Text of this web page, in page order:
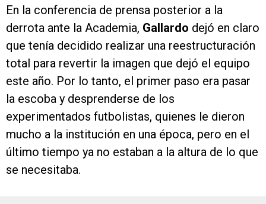
En la conferencia de prensa posterior a la
derrota ante la Academia, Gallardo dejó en claro
que tenía decidido realizar una reestructuración
total para revertir la imagen que dejó el equipo
este año. Por lo tanto, el primer paso era pasar
la escoba y desprenderse de los
experimentados futbolistas, quienes le dieron
mucho a la institución en una época, pero en el
último tiempo ya no estaban a la altura de lo que
se necesitaba.